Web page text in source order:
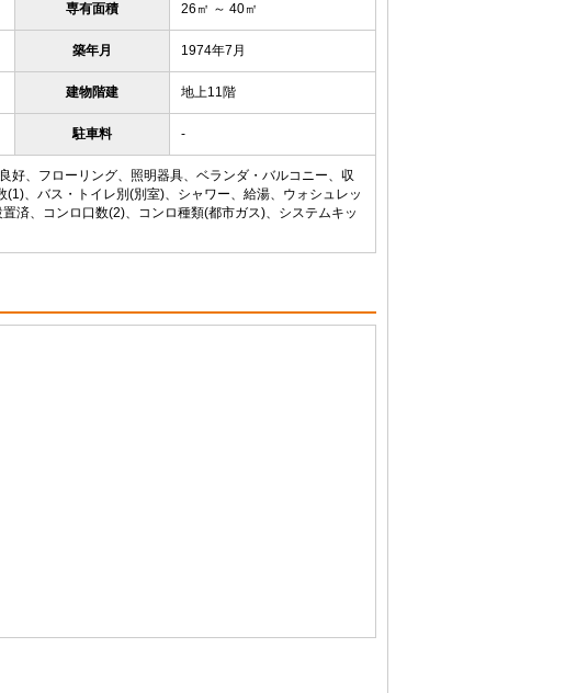
専有面積 26㎡ ～ 40㎡
築年月 1974年7月
建物階建 地上11階
駐車料 -
好、フローリング、照明器具、ベランダ・バルコニー、収
、バス・トイレ別(別室)、シャワー、給湯、ウォシュレッ
済、コンロ口数(2)、コンロ種類(都市ガス)、システムキッ